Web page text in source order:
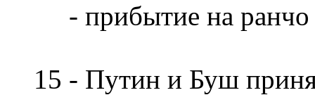
- прибытие на ранчо
15 - Путин и Буш